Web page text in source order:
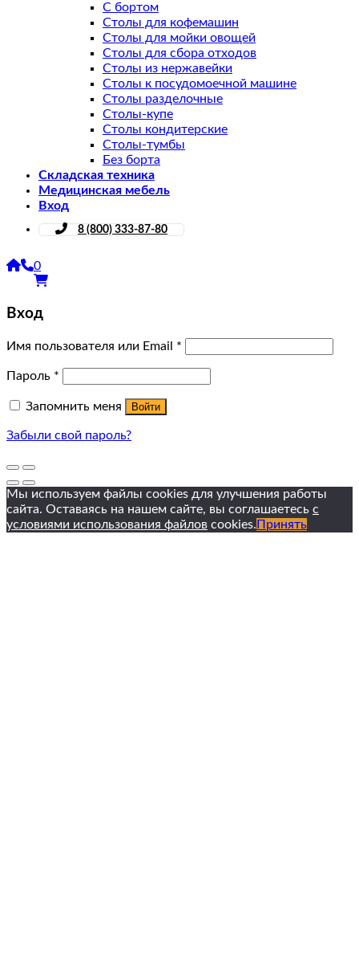
С бортом
Столы для кофемашин
Столы для мойки овощей
Столы для сбора отходов
Столы из нержавейки
Столы к посудомоечной машине
Столы разделочные
Столы-купе
Столы кондитерские
Столы-тумбы
Без борта
Складская техника
Медицинская мебель
Вход
8 (800) 333-87-80
0
Вход
Имя пользователя или Email *
Пароль *
Запомнить меня Войти
Забыли свой пароль?
Мы используем файлы cookies для улучшения работы
сайта. Оставаясь на нашем сайте, вы соглашаетесь с
условиями использования файлов cookies. Принять